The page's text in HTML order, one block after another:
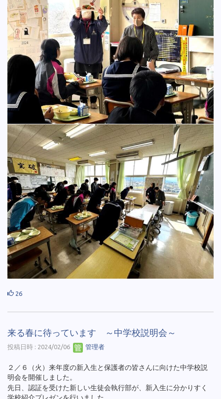
26
来る春に待っています ～中学校説明会～
投稿日時 : 2024/02/06 管理者
２／６（火）来年度の新入生と保護者の皆さんに向けた中学校説
明会を開催しました。
先日、認証を受けた新しい生徒会執行部が、新入生に分かりすく
学校紹介プレゼンを行いました。